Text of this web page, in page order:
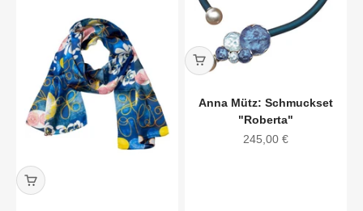
Anna Mütz: Schmuckset
"Roberta"
Angebot
245,00 €